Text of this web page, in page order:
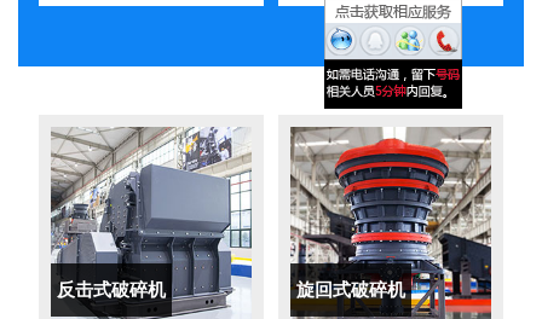
反击式破碎机 旋回式破碎机